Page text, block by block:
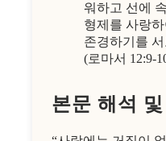
워하고 선에
형제를 사랑
존경하기를
(로마서 12:9-
본문 해석